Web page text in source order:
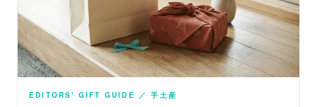
EDITORS' GIFT GUIDE ／ 手土産